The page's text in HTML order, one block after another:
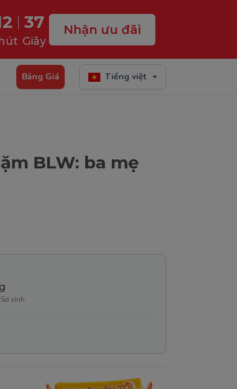
36
Giây
Nhận ưu đãi
Bảng Giá Tiếng việt
BLW: ba mẹ
sinh